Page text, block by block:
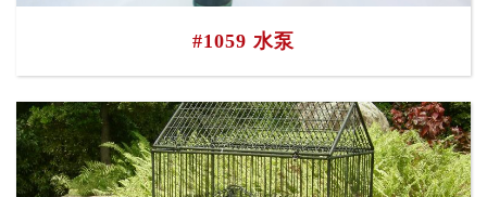
#1059 水泵